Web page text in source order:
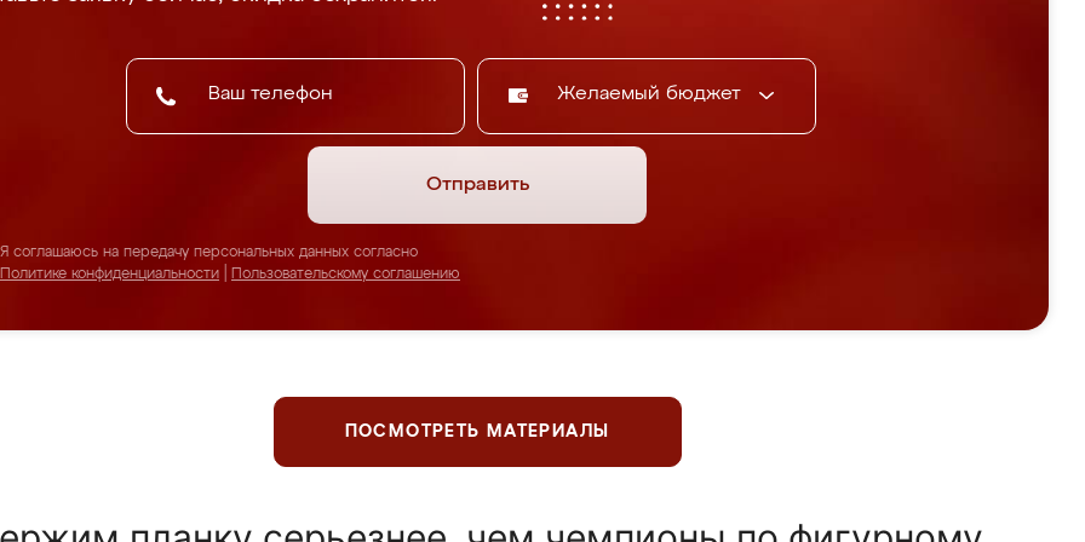
Желаемый бюджет
Отправить
Я соглашаюсь на передачу персональных данных согласно
Политике конфиденциальности
Пользовательскому соглашению
ПОСМОТРЕТЬ МАТЕРИАЛЫ